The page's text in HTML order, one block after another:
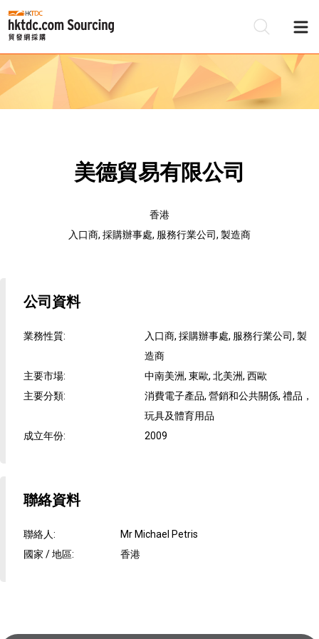
美德貿易有限公司
香港
入口商, 採購辦事處, 服務行業公司, 製造商
公司資料
業務性質:
入口商, 採購辦事處, 服務行業公司, 製
造商
主要市場:
中南美洲, 東歐, 北美洲, 西歐
主要分類:
消費電子產品, 營銷和公共關係, 禮品，
玩具及體育用品
成立年份: 2009
聯絡資料
聯絡人:
Mr Michael Petris
國家 / 地區: 香港